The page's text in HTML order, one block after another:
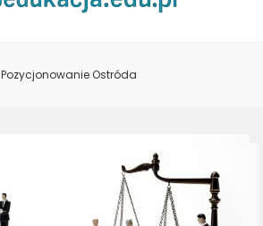
Pozycjonowanie Ostróda